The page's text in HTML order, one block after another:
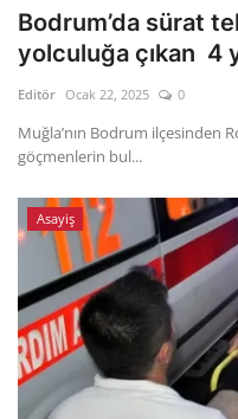
Spor
Kültür Sanat Tarih
Sağlık
Ekonomi
Gündem
Dünya
Bodrum’da sürat
yolculuğa çıkan 4
Editör Ocak 22, 2025 0
Muğla’nın Bodrum ilçesinden
göçmenlerin bul...
Asayiş